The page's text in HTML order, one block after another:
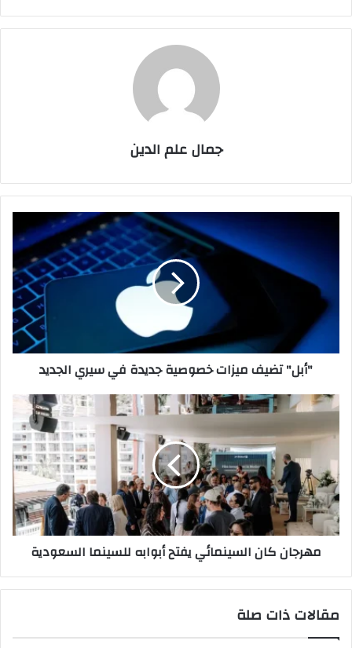
جمال علم الدين
جديدة
في
سيري
الجديد
"أبل" تضيف ميزات خصوصية جديدة في سيري الجديد
مهرجان
السينمائي
أبوابه
للسينما
السعودية
مهرجان كان السينمائي يفتح أبوابه للسينما السعودية
مقالات ذات صلة